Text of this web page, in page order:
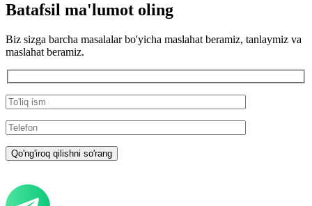
Batafsil ma'lumot oling
Biz sizga barcha masalalar bo'yicha maslahat beramiz, tanlaymiz va
maslahat beramiz.